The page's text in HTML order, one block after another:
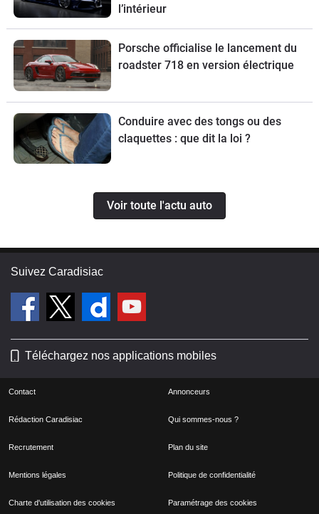
l’intérieur
Porsche officialise le lancement du
roadster 718 en version électrique
Conduire avec des tongs ou des
claquettes : que dit la loi ?
Voir toute l'actu auto
Suivez Caradisiac
Téléchargez nos applications mobiles
Contact Annonceurs
Rédaction Caradisiac Qui sommes-nous ?
Recrutement Plan du site
Mentions légales Politique de confidentialité
Charte d'utilisation des cookies Paramétrage des cookies